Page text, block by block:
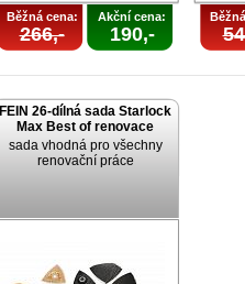
Běžná cena:
266,-
Akční cena:
190,-
FEIN 26-dílná sada Starlock
Max Best of renovace
sada vhodná pro všechny
renovační práce